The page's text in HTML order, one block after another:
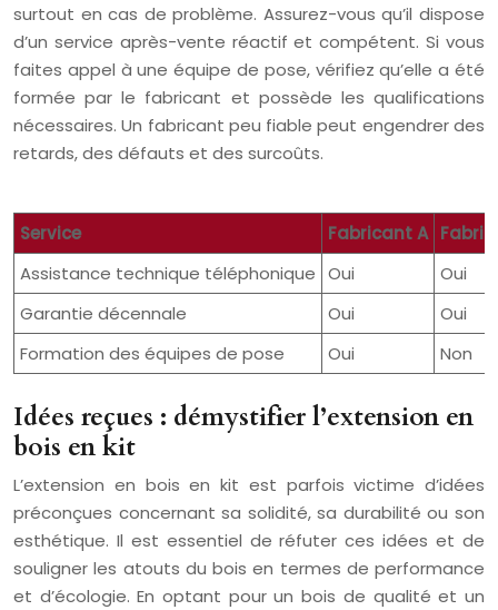
surtout en cas de problème. Assurez-vous qu’il dispose
d’un service après-vente réactif et compétent. Si vous
faites appel à une équipe de pose, vérifiez qu’elle a été
formée par le fabricant et possède les qualifications
nécessaires. Un fabricant peu fiable peut engendrer des
retards, des défauts et des surcoûts.
Service Fabricant A
Assistance technique téléphonique Oui
Oui
Garantie décennale
Oui
Oui
Formation des équipes de pose
Oui Non
Idées reçues : démystifier l’extension en
bois en kit
L’extension en bois en kit est parfois victime d’idées
préconçues concernant sa solidité, sa durabilité ou son
esthétique. Il est essentiel de réfuter ces idées et de
souligner les atouts du bois en termes de performance
et d’écologie. En optant pour un bois de qualité et un